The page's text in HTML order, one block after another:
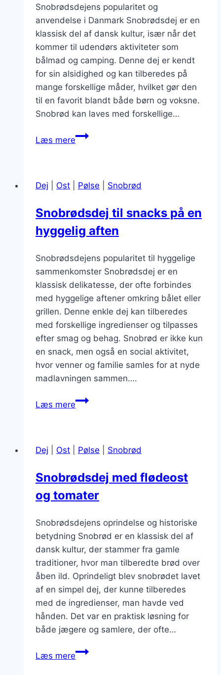
Snobrødsdejens popularitet og
anvendelse i Danmark Snobrødsdej er en
klassisk del af dansk kultur, især når det
kommer til udendørs aktiviteter som
bålmad og camping. Denne dej er kendt
for sin alsidighed og kan tilberedes på
mange forskellige måder, hvilket gør den
til en favorit blandt både børn og voksne.
Snobrød kan laves med forskellige…
Læs mereSnobrødsdej
forkæler
Dej Ost Pølse Snobrød
Snobrødsdej til snacks på en
hyggelig aften
Snobrødsdejens popularitet til hyggelige
sammenkomster Snobrødsdej er en
klassisk delikatesse, der ofte forbindes
med hyggelige aftener omkring bålet eller
grillen. Denne enkle dej kan tilberedes
med forskellige ingredienser og tilpasses
efter smag og behag. Snobrød er ikke kun
en snack, men også en social aktivitet,
hvor venner og familie samles for at nyde
madlavningen sammen….
Læs mereSnobrødsdej
en
aften
Dej Ost Pølse Snobrød
Snobrødsdej med flødeost
og tomater
Snobrødsdejens oprindelse og historiske
betydning Snobrød er en klassisk del af
dansk kultur, der stammer fra gamle
traditioner, hvor man tilberedte brød over
åben ild. Oprindeligt blev snobrødet lavet
af en simpel dej, der kunne tilberedes
med de ingredienser, man havde ved
hånden. Det var en praktisk løsning for
både jægere og samlere, der ofte…
Læs mereSnobrødsdej